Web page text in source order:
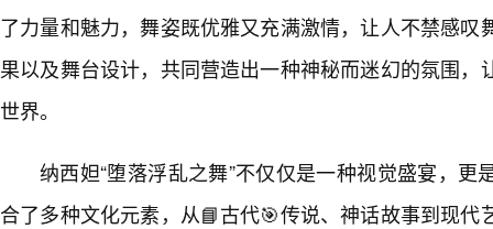
了力量和魅力，舞姿既优雅又充满激情，让人不禁感叹
果以及舞台设计，共同营造出一种神秘而迷幻的氛围，
世界。
纳西妲“堕落浮乱之舞”不仅仅是一种视觉盛宴，更
合了多种文化元素，从📘古代🎯传说、神话故事到现代